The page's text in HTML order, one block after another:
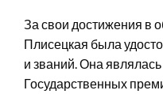
За свои достижения в
Плисецкая была
и званий. Она
Государственных